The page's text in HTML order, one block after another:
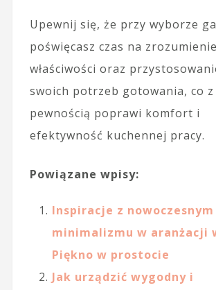
Upewnij się, że przy wyborze
poświęcasz czas na
właściwości oraz
swoich potrzeb gotowania, co z
pewnością poprawi komfort i
efektywność kuchennej pracy.
Powiązane wpisy:
Inspiracje z
minimalizmu w aranżacji
Piękno w prostocie
Jak urządzić wygodny i